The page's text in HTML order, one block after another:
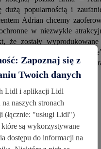
popularnością i
Adrian chcemy
w niezwykle
że zostały
są po prostu
Head of
sieci Lidl Polska od
Zapoznaj się z
Twoich danych
Lidl i aplikacji Lidl
naszych stronach
(łącznie: "usługi Lidl")
są wykorzystywane
dostępu do informacji na